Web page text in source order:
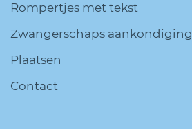
Rompertjes met tekst
Zwangerschaps aankondiging
Plaatsen
Contact